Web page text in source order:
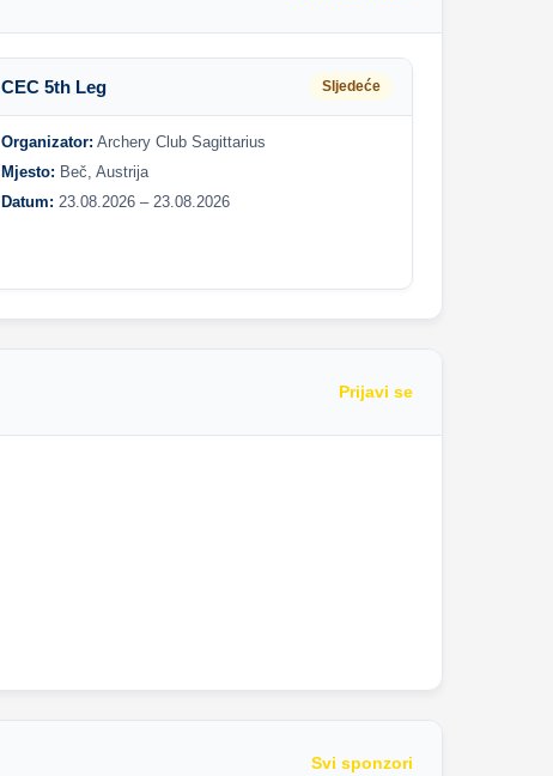
CEC 5th Leg Sljedeće
Organizator: Archery Club Sagittarius
Mjesto: Beč, Austrija
Datum: 23.08.2026 – 23.08.2026
Prijavi se
Svi sponzori